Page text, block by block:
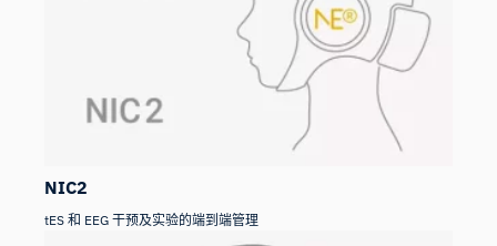
NIC2
tES 和 EEG 干预及实验的端到端管理